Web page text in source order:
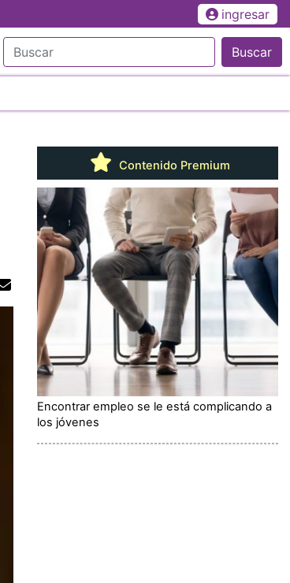
ingresar
Buscar
Contenido Premium
Encontrar empleo se le está complicando a
los jóvenes